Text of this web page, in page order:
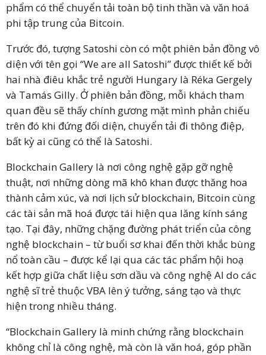
phẩm có thể chuyển tải toàn bộ tinh thần và văn hoá
phi tập trung của Bitcoin.
Trước đó, tượng Satoshi còn có một phiên bản đồng vô
diện với tên gọi “We are all Satoshi” được thiết kế bởi
hai nhà điêu khắc trẻ người Hungary là Réka Gergely
và Tamás Gilly. Ở phiên bản đồng, mỗi khách tham
quan đều sẽ thấy chính gương mặt mình phản chiếu
trên đó khi đứng đối diện, chuyển tải đi thông điệp,
bất kỳ ai cũng có thể là Satoshi.
Blockchain Gallery là nơi công nghệ gặp gỡ nghệ
thuật, nơi những dòng mã khô khan được thăng hoa
thành cảm xúc, và nơi lịch sử blockchain, Bitcoin cùng
các tài sản mã hoá được tái hiện qua lăng kính sáng
tạo. Tại đây, những chặng đường phát triển của công
nghệ blockchain – từ buổi sơ khai đến thời khắc bùng
nổ toàn cầu – được kể lại qua các tác phẩm hội hoạ
kết hợp giữa chất liệu sơn dầu và công nghệ AI do các
nghệ sĩ trẻ thuộc VBA lên ý tưởng, sáng tạo và thực
hiện trong nhiều tháng.
“Blockchain Gallery là minh chứng rằng blockchain
không chỉ là công nghệ, mà còn là văn hoá, góp phần